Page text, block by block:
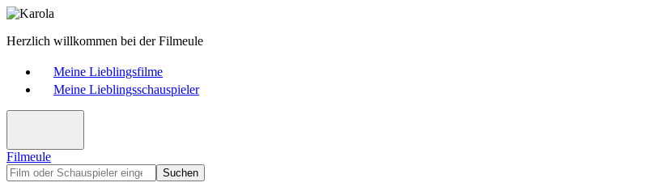
Herzlich willkommen bei der Filmeule
Meine Lieblingsfilme
Meine Lieblingsschauspieler
Filmeule
Suchen